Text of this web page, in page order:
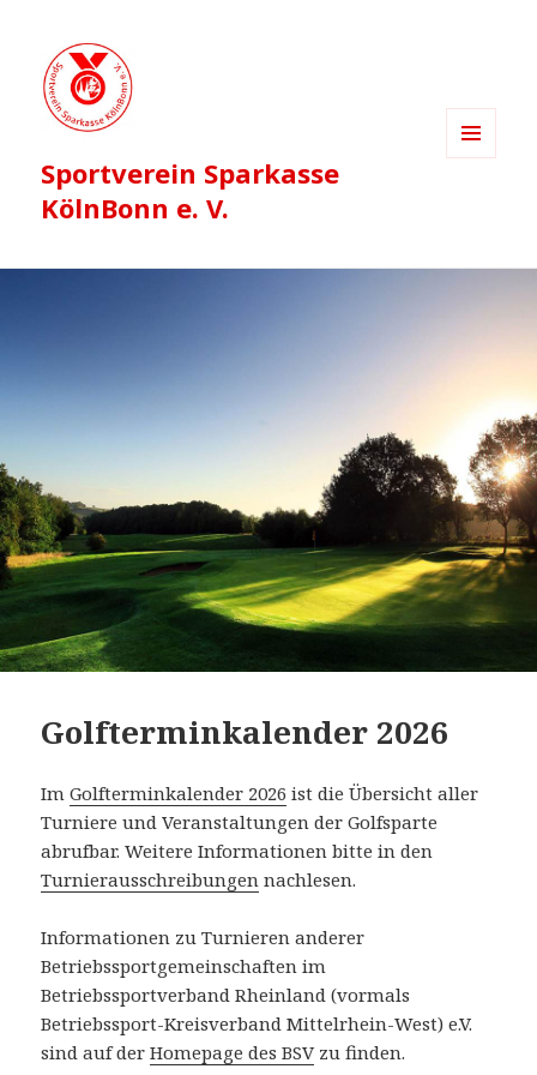
Sportverein Sparkasse
KölnBonn e. V.
Golfterminkalender 2026
ImGolfterminkalender 2026 ist die Übersicht aller
Turniere und Veranstaltungen der Golfsparte
abrufbar. Weitere Informationen bitte in den
Turnierausschreibungen nachlesen.
Informationen zu Turnieren anderer
Betriebssportgemeinschaften im
Betriebssportverband Rheinland (vormals
Betriebssport-Kreisverband Mittelrhein-West) e.V.
sind auf derHomepage des BSV zu finden.